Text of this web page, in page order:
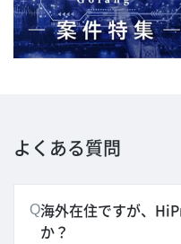
よくある質問
Q海外在住ですが、
か？